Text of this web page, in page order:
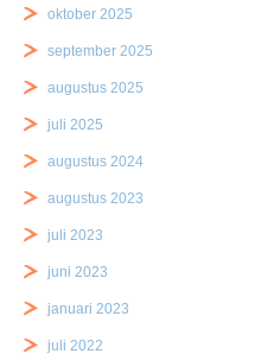
oktober 2025
september 2025
augustus 2025
juli 2025
augustus 2024
augustus 2023
juli 2023
juni 2023
januari 2023
juli 2022